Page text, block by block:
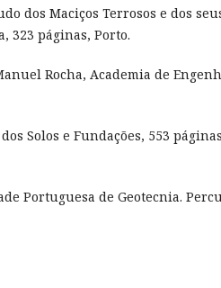
dos Maciços Terrosos e dos
323 páginas, Porto.
Rocha, Academia de
Solos e Fundações, 553
Portuguesa de Geotecnia.